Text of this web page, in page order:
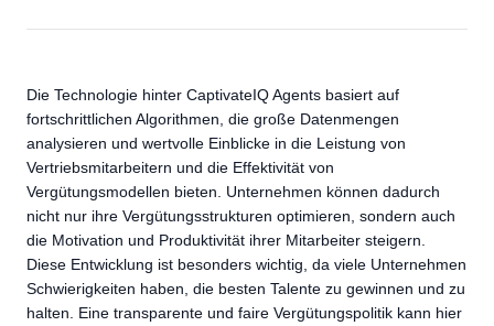
Die Technologie hinter CaptivateIQ Agents basiert auf
fortschrittlichen Algorithmen, die große Datenmengen
analysieren und wertvolle Einblicke in die Leistung von
Vertriebsmitarbeitern und die Effektivität von
Vergütungsmodellen bieten. Unternehmen können dadurch
nicht nur ihre Vergütungsstrukturen optimieren, sondern auch
die Motivation und Produktivität ihrer Mitarbeiter steigern.
Diese Entwicklung ist besonders wichtig, da viele Unternehmen
Schwierigkeiten haben, die besten Talente zu gewinnen und zu
halten. Eine transparente und faire Vergütungspolitik kann hier